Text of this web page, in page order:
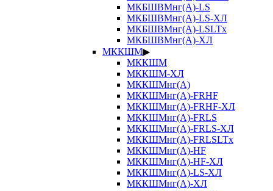
МКБШВМнг(А)-LS
МКБШВМнг(А)-LS-ХЛ
МКБШВМнг(А)-LSLTx
МКБШВМнг(А)-ХЛ
МККШМ▶
МККШМ
МККШМ-ХЛ
МККШМнг(А)
МККШМнг(А)-FRHF
МККШМнг(А)-FRHF-ХЛ
МККШМнг(А)-FRLS
МККШМнг(А)-FRLS-ХЛ
МККШМнг(А)-FRLSLTx
МККШМнг(А)-HF
МККШМнг(А)-HF-ХЛ
МККШМнг(А)-LS-ХЛ
МККШМнг(А)-ХЛ